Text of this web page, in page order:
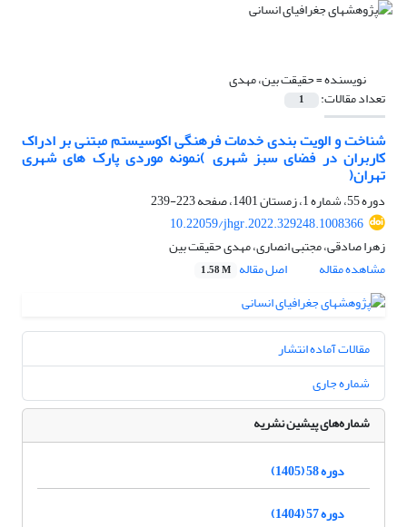
نویسنده =حقیقت بین، مهدی
تعداد مقالات: 1
شناخت و الویت بندی خدمات فرهنگی اکوسیستم مبتنی بر ادراک
کاربران در فضای سبز شهری )نمونه موردی پارک های شهری
تهران(
دوره 55، شماره 1، زمستان 1401، صفحه
223-239
10.22059/jhgr.2022.329248.1008366
زهرا صادقی، مجتبی انصاری، مهدی حقیقت بین
مشاهده مقاله
اصل مقاله 1.58 M
مقالات آماده انتشار
شماره جاری
شماره‌های پیشین نشریه
دوره 58 (1405)
دوره 57 (1404)